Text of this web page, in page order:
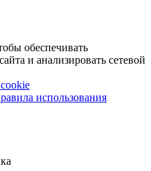
обеспечивать
и анализировать сетевой
использования